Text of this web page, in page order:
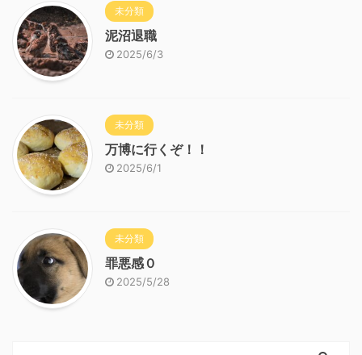
未分類
泥沼退職
2025/6/3
未分類
万博に行くぞ！！
2025/6/1
未分類
罪悪感０
2025/5/28